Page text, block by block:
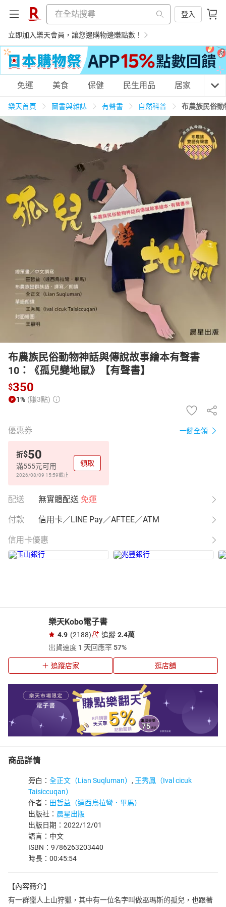
登入
立即加入樂天會員，讓您邊購物邊賺點數！
購物網分類
天天免運 養生保健 民生用品
居家生活 3C家電 運動休閒
女裝 男裝 化妝保養 情趣用品
電子/紙本書
免運 美食 保健 民生用品 居家 3C
樂天首頁 圖書與雜誌 有聲書 自然科普 布農族民俗
布農族民俗動物神話與傳說故事繪本有聲書
10：《孤兒變地鼠》【有聲書】
$350
1% (賺3點)
優惠券 一鍵全領
折$50
滿555元可用
2026/08/09 15:59截止
領取
配送 無實體配送 免運
付款 信用卡／LINE Pay／AFTEE／ATM
信用卡優惠
樂天Kobo電子書
4.9 (2188) 追蹤 2.4萬
出貨速度 1 天回應率57%
追蹤店家 逛店舖
商品詳情
旁白： 全正文（Lian Suqluman） , 王秀鳳（Ival cicuk
Taisiccuqan）
作者： 田哲益（達西烏拉彎．畢馬）
出版社： 晨星出版
出版日期：2022/12/01
語言：中文
ISBN：9786263203440
時長：00:45:54
【內容簡介】
有一群獵人上山狩獵，其中有一位名字叫做巫瑪斯的孤兒，也跟著